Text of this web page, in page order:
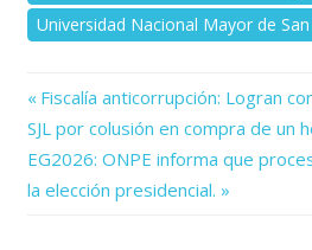
Universidad Nacional Mayor de
Navegación
de
entradas
Previous
Post:
Fiscalía anticorrupción: Logran
SJL por colusión en compra de un
Next
Post:
EG2026: ONPE informa que
la elección presidencial.